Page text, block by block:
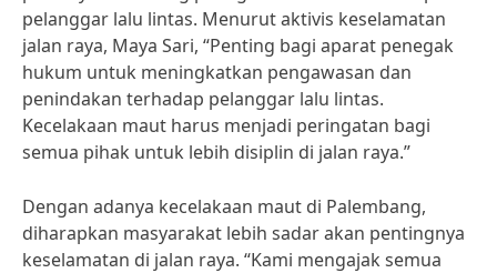
pelanggar lalu lintas. Menurut aktivis keselamatan
jalan raya, Maya Sari, “Penting bagi aparat penegak
hukum untuk meningkatkan pengawasan dan
penindakan terhadap pelanggar lalu lintas.
Kecelakaan maut harus menjadi peringatan bagi
semua pihak untuk lebih disiplin di jalan raya.”
Dengan adanya kecelakaan maut di Palembang,
diharapkan masyarakat lebih sadar akan pentingnya
keselamatan di jalan raya. “Kami mengajak semua